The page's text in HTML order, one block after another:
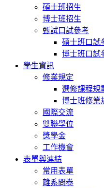
碩士班招生
博士班招生
甄試口試參考
碩士班口試
博士班口試
學生資訊
修業規定
選修課程規
博士班修業
國際交流
雙聯學位
獎學金
工作機會
表單與連結
常用表單
離系問卷